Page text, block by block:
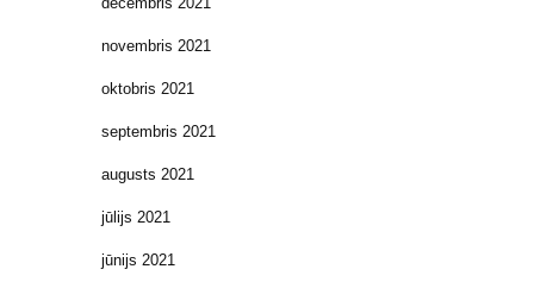
novembris 2021
oktobris 2021
septembris 2021
augusts 2021
jūlijs 2021
jūnijs 2021